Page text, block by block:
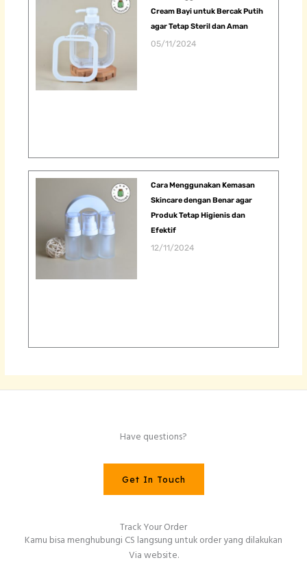
Cream Bayi untuk Bercak Putih
agar Tetap Steril dan Aman
05/11/2024
Cara Menggunakan Kemasan
Skincare dengan Benar agar
Produk Tetap Higienis dan
Efektif
12/11/2024
Have questions?
Get In Touch
Track Your Order
Kamu bisa menghubungi CS langsung untuk order yang dilakukan
Via website.